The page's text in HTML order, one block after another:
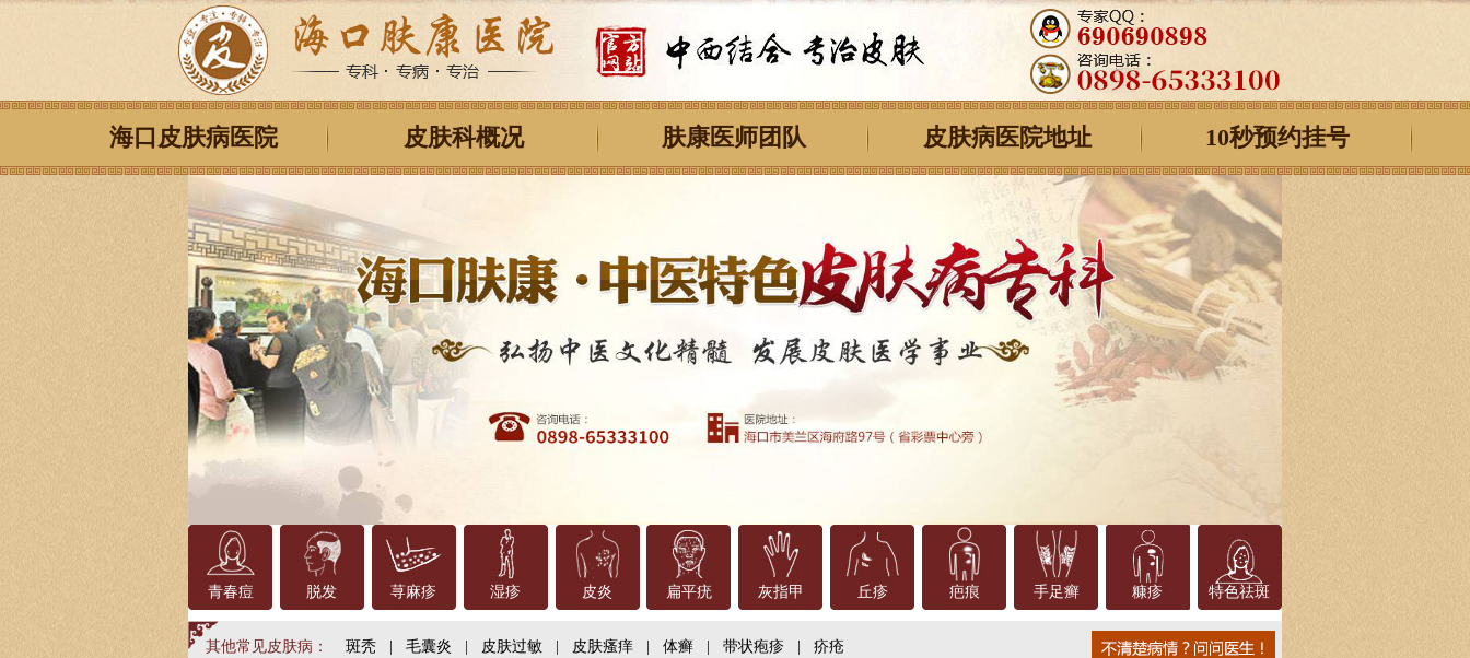
海口皮肤病医院 皮肤科概况 肤康医师团队 皮肤病医院地址 10秒预约挂号
青春痘 脱发 荨麻疹 湿疹 皮炎 扁平疣 灰指甲 丘疹 疤痕 手足癣 糠疹 特色祛斑
其他常见皮肤病： 斑秃 毛囊炎 皮肤过敏 皮肤瘙痒 体癣 带状疱疹 疥疮